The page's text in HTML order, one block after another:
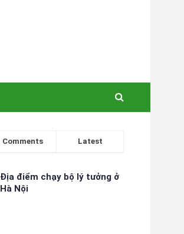
Comments Latest
Địa điểm chạy bộ lý tưởng ở
Hà Nội